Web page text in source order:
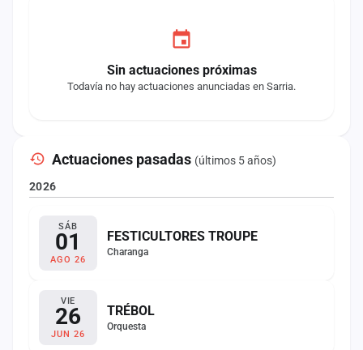
Sin actuaciones próximas
Todavía no hay actuaciones anunciadas en Sarria.
Actuaciones pasadas (últimos 5 años)
2026
SÁB
01
AGO 26
FESTICULTORES TROUPE
Charanga
VIE
26
JUN 26
TRÉBOL
Orquesta